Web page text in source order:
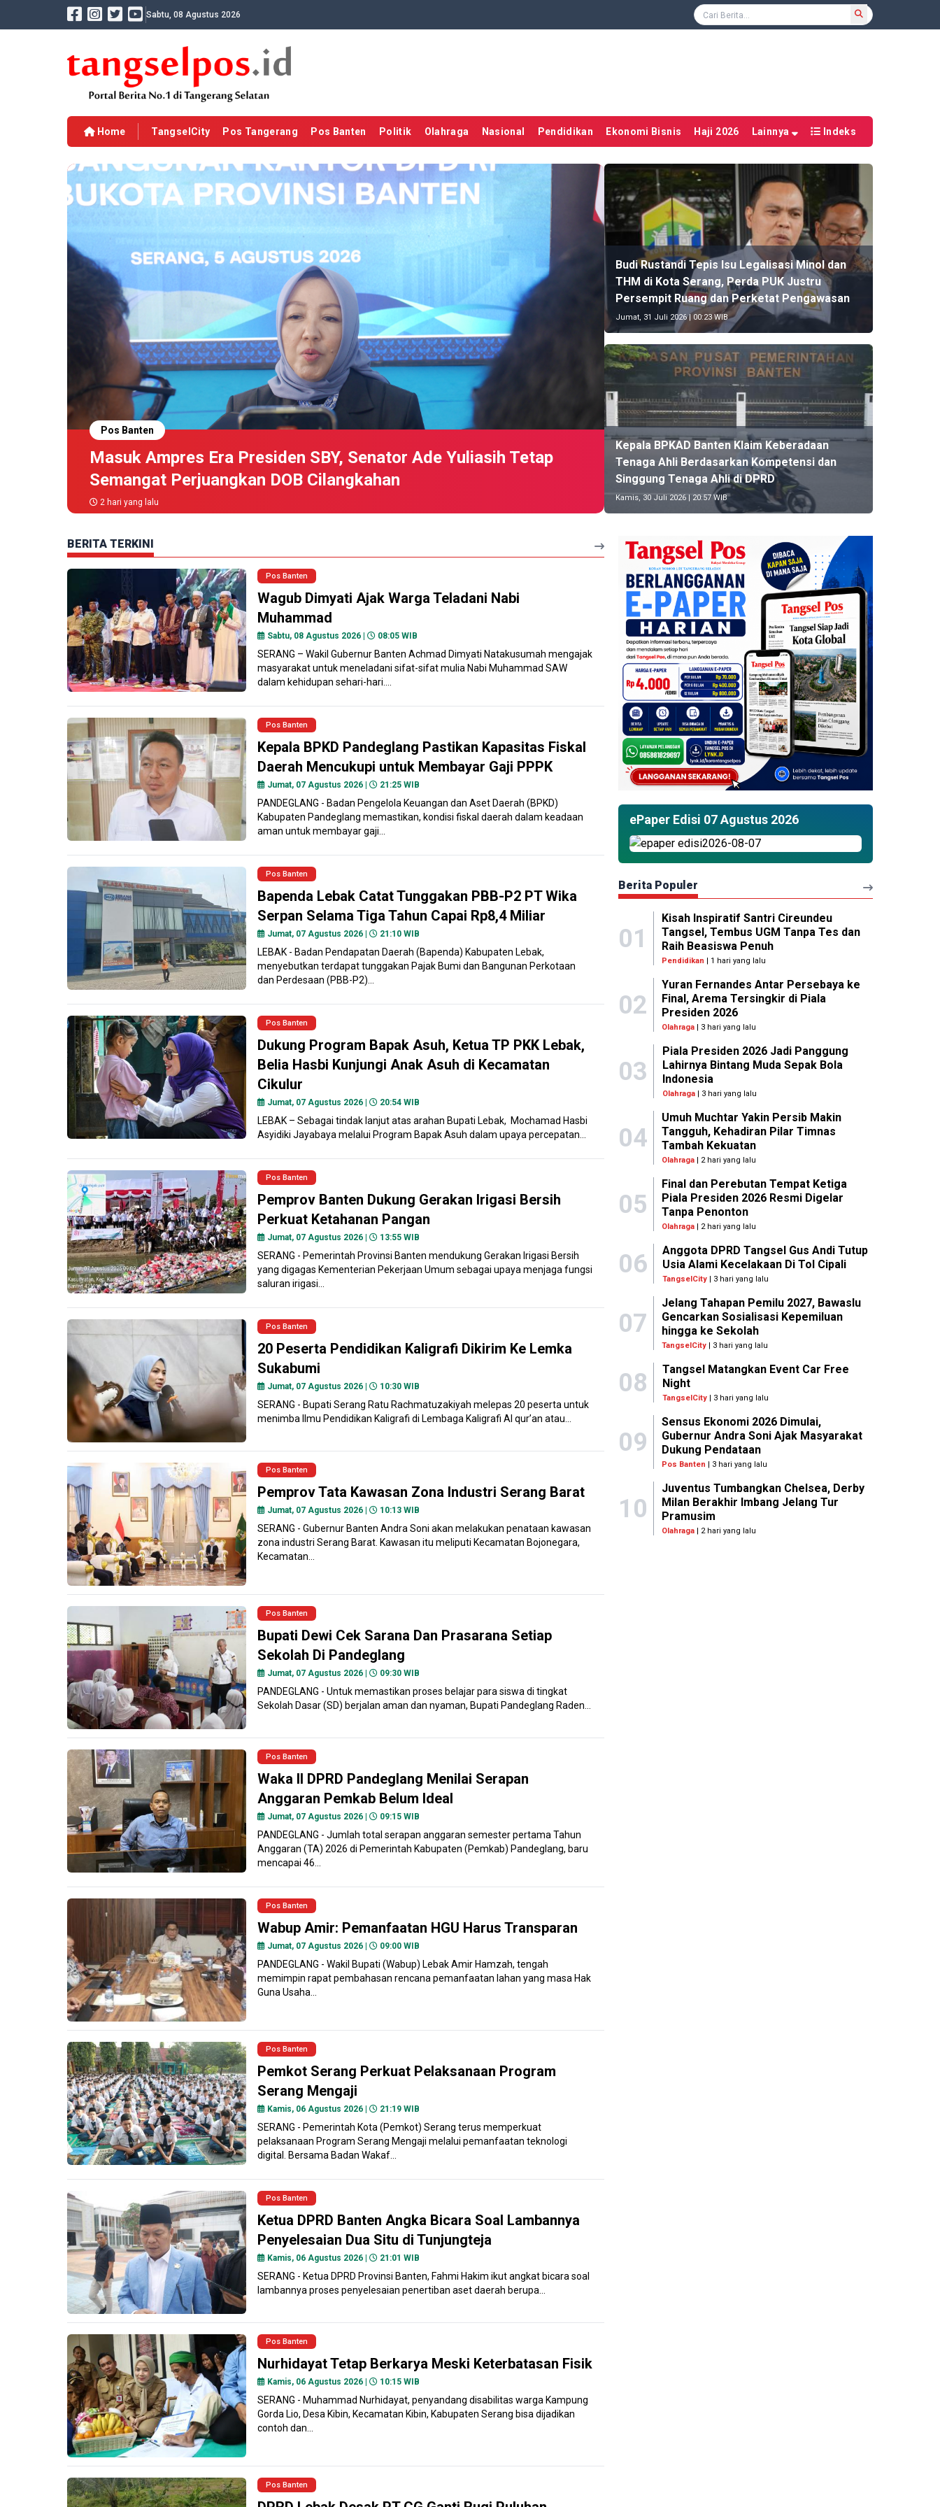
Sabtu, 08 Agustus 2026
Home TangselCity Pos Tangerang Pos Banten Politik Olahraga Nasional Pendidikan Ekonomi Bisnis Haji 2026 Lainnya Indeks
Pos Banten
Masuk Ampres Era Presiden SBY, Senator Ade Yuliasih Tetap
Semangat Perjuangkan DOB Cilangkahan
2 hari yang lalu
Pos Banten
Hingga Semester Pertama, Ratusan
Pandeglang Minim Realisasi
5 hari yang lalu
Budi Rustandi Tepis Isu Legalisasi Minol dan
THM di Kota Serang, Perda PUK Justru
Persempit Ruang dan Perketat Pengawasan
Jumat, 31 Juli 2026 | 00:23 WIB
Kepala BPKAD Banten Klaim Keberadaan
Tenaga Ahli Berdasarkan Kompetensi dan
Singgung Tenaga Ahli di DPRD
Kamis, 30 Juli 2026 | 20:57 WIB
BERITA TERKINI
Pos Banten
Wagub Dimyati Ajak Warga Teladani Nabi
Muhammad
Sabtu, 08 Agustus 2026 | 08:05 WIB
SERANG – Wakil Gubernur Banten Achmad Dimyati Natakusumah mengajak
masyarakat untuk meneladani sifat-sifat mulia Nabi Muhammad SAW
dalam kehidupan sehari-hari....
Pos Banten
Kepala BPKD Pandeglang Pastikan Kapasitas Fiskal
Daerah Mencukupi untuk Membayar Gaji PPPK
Jumat, 07 Agustus 2026 | 21:25 WIB
PANDEGLANG - Badan Pengelola Keuangan dan Aset Daerah (BPKD)
Kabupaten Pandeglang memastikan, kondisi fiskal daerah dalam keadaan
aman untuk membayar gaji...
Pos Banten
Bapenda Lebak Catat Tunggakan PBB-P2 PT Wika
Serpan Selama Tiga Tahun Capai Rp8,4 Miliar
Jumat, 07 Agustus 2026 | 21:10 WIB
LEBAK - Badan Pendapatan Daerah (Bapenda) Kabupaten Lebak,
menyebutkan terdapat tunggakan Pajak Bumi dan Bangunan Perkotaan
dan Perdesaan (PBB-P2)...
Pos Banten
Dukung Program Bapak Asuh, Ketua TP PKK Lebak,
Belia Hasbi Kunjungi Anak Asuh di Kecamatan
Cikulur
Jumat, 07 Agustus 2026 | 20:54 WIB
LEBAK – Sebagai tindak lanjut atas arahan Bupati Lebak, Mochamad Hasbi
Asyidiki Jayabaya melalui Program Bapak Asuh dalam upaya percepatan...
Pos Banten
Pemprov Banten Dukung Gerakan Irigasi Bersih
Perkuat Ketahanan Pangan
Jumat, 07 Agustus 2026 | 13:55 WIB
SERANG - Pemerintah Provinsi Banten mendukung Gerakan Irigasi Bersih
yang digagas Kementerian Pekerjaan Umum sebagai upaya menjaga fungsi
saluran irigasi...
Pos Banten
20 Peserta Pendidikan Kaligrafi Dikirim Ke Lemka
Sukabumi
Jumat, 07 Agustus 2026 | 10:30 WIB
SERANG - Bupati Serang Ratu Rachmatuzakiyah melepas 20 peserta untuk
menimba Ilmu Pendidikan Kaligrafi di Lembaga Kaligrafi Al qur’an atau...
Pos Banten
Pemprov Tata Kawasan Zona Industri Serang Barat
Jumat, 07 Agustus 2026 | 10:13 WIB
SERANG - Gubernur Banten Andra Soni akan melakukan penataan kawasan
zona industri Serang Barat. Kawasan itu meliputi Kecamatan Bojonegara,
Kecamatan...
Pos Banten
Bupati Dewi Cek Sarana Dan Prasarana Setiap
Sekolah Di Pandeglang
Jumat, 07 Agustus 2026 | 09:30 WIB
PANDEGLANG - Untuk memastikan proses belajar para siswa di tingkat
Sekolah Dasar (SD) berjalan aman dan nyaman, Bupati Pandeglang Raden...
Pos Banten
Waka II DPRD Pandeglang Menilai Serapan
Anggaran Pemkab Belum Ideal
Jumat, 07 Agustus 2026 | 09:15 WIB
PANDEGLANG - Jumlah total serapan anggaran semester pertama Tahun
Anggaran (TA) 2026 di Pemerintah Kabupaten (Pemkab) Pandeglang, baru
mencapai 46...
Pos Banten
Wabup Amir: Pemanfaatan HGU Harus Transparan
Jumat, 07 Agustus 2026 | 09:00 WIB
PANDEGLANG - Wakil Bupati (Wabup) Lebak Amir Hamzah, tengah
memimpin rapat pembahasan rencana pemanfaatan lahan yang masa Hak
Guna Usaha...
Pos Banten
Pemkot Serang Perkuat Pelaksanaan Program
Serang Mengaji
Kamis, 06 Agustus 2026 | 21:19 WIB
SERANG - Pemerintah Kota (Pemkot) Serang terus memperkuat
pelaksanaan Program Serang Mengaji melalui pemanfaatan teknologi
digital. Bersama Badan Wakaf...
Pos Banten
Ketua DPRD Banten Angka Bicara Soal Lambannya
Penyelesaian Dua Situ di Tunjungteja
Kamis, 06 Agustus 2026 | 21:01 WIB
SERANG - Ketua DPRD Provinsi Banten, Fahmi Hakim ikut angkat bicara soal
lambannya proses penyelesaian penertiban aset daerah berupa...
Pos Banten
Nurhidayat Tetap Berkarya Meski Keterbatasan Fisik
Kamis, 06 Agustus 2026 | 10:15 WIB
SERANG - Muhammad Nurhidayat, penyandang disabilitas warga Kampung
Gorda Lio, Desa Kibin, Kecamatan Kibin, Kabupaten Serang bisa dijadikan
contoh dan...
Pos Banten
ePaper Edisi 07 Agustus 2026
Berita Populer
01
Kisah Inspiratif Santri Cireundeu
Tangsel, Tembus UGM Tanpa Tes dan
Raih Beasiswa Penuh
Pendidikan | 1 hari yang lalu
02
Yuran Fernandes Antar Persebaya ke
Final, Arema Tersingkir di Piala
Presiden 2026
Olahraga | 3 hari yang lalu
03
Piala Presiden 2026 Jadi Panggung
Lahirnya Bintang Muda Sepak Bola
Indonesia
Olahraga| 3 hari yang lalu
04
Umuh Muchtar Yakin Persib Makin
Tangguh, Kehadiran Pilar Timnas
Tambah Kekuatan
Olahraga | 2 hari yang lalu
05
Final dan Perebutan Tempat Ketiga
Piala Presiden 2026 Resmi Digelar
Tanpa Penonton
Olahraga | 2 hari yang lalu
06
Anggota DPRD Tangsel Gus Andi Tutup
Usia Alami Kecelakaan Di Tol Cipali
TangselCity| 3 hari yang lalu
07
Jelang Tahapan Pemilu 2027, Bawaslu
Gencarkan Sosialisasi Kepemiluan
hingga ke Sekolah
TangselCity | 3 hari yang lalu
08
Tangsel Matangkan Event Car Free
Night
TangselCity| 3 hari yang lalu
09
Sensus Ekonomi 2026 Dimulai,
Gubernur Andra Soni Ajak Masyarakat
Dukung Pendataan
Pos Banten | 3 hari yang lalu
10
Juventus Tumbangkan Chelsea, Derby
Milan Berakhir Imbang Jelang Tur
Pramusim
Olahraga | 2 hari yang lalu